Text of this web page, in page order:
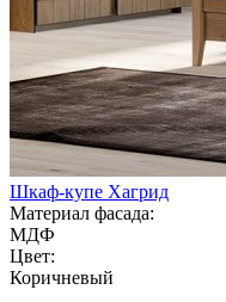
Шкаф-купе Хагрид
Материал фасада:
МДФ
Цвет:
Коричневый